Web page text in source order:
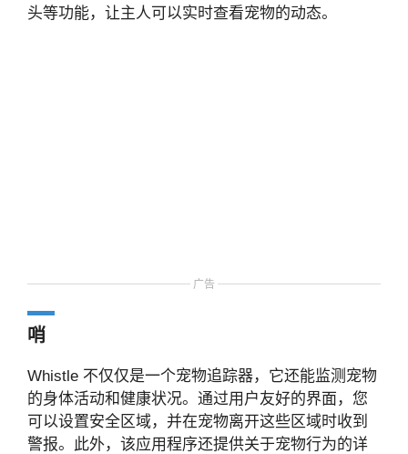
头等功能，让主人可以实时查看宠物的动态。
广告
哨
Whistle 不仅仅是一个宠物追踪器，它还能监测宠物
的身体活动和健康状况。通过用户友好的界面，您
可以设置安全区域，并在宠物离开这些区域时收到
警报。此外，该应用程序还提供关于宠物行为的详